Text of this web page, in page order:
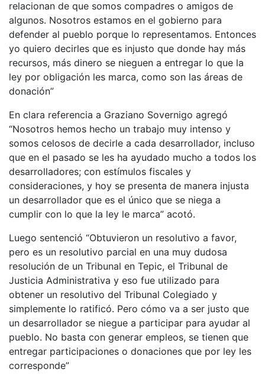
relacionan de que somos compadres o amigos de
algunos. Nosotros estamos en el gobierno para
defender al pueblo porque lo representamos. Entonces
yo quiero decirles que es injusto que donde hay más
recursos, más dinero se nieguen a entregar lo que la
ley por obligación les marca, como son las áreas de
donación”
En clara referencia a Graziano Sovernigo agregó
“Nosotros hemos hecho un trabajo muy intenso y
somos celosos de decirle a cada desarrollador, incluso
que en el pasado se les ha ayudado mucho a todos los
desarrolladores; con estímulos fiscales y
consideraciones, y hoy se presenta de manera injusta
un desarrollador que es el único que se niega a
cumplir con lo que la ley le marca” acotó.
Luego sentenció “Obtuvieron un resolutivo a favor,
pero es un resolutivo parcial en una muy dudosa
resolución de un Tribunal en Tepic, el Tribunal de
Justicia Administrativa y eso fue utilizado para
obtener un resolutivo del Tribunal Colegiado y
simplemente lo ratificó. Pero cómo va a ser justo que
un desarrollador se niegue a participar para ayudar al
pueblo. No basta con generar empleos, se tienen que
entregar participaciones o donaciones que por ley les
corresponde”